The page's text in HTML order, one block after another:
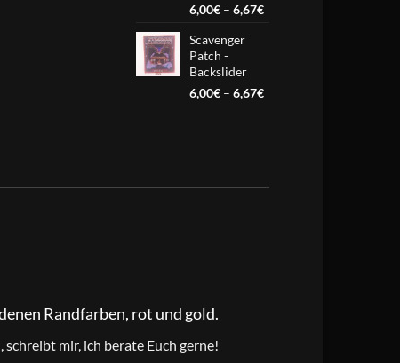
6,00€ – 6,67€Price
Scavenger
Patch -
Backslider
6,00€ – 6,67€Price
Randfarben, rot und gold.
mir, ich berate Euch gerne!